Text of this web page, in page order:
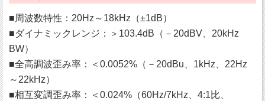
■周波数特性：20Hz～18kHz（±1dB）
■ダイナミックレンジ：＞103.4dB（－20dBV、20kHz
BW）
■全高調波歪み率：＜0.0052%（－20dBu、1kHz、22Hz
～22kHz）
■相互変調歪み率：＜0.024%（60Hz/7kHz、4:1比、